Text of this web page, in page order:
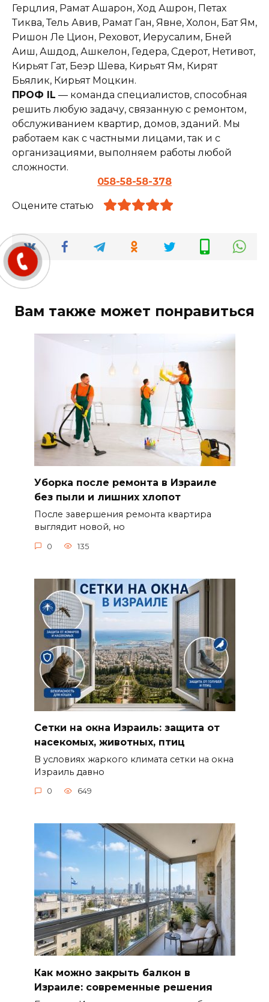
Герцлия, Рамат Ашарон, Ход Ашрон, Петах
Тиква, Тель Авив, Рамат Ган, Явне, Холон, Бат Ям,
Ришон Ле Цион, Реховот, Иерусалим, Бней
Аиш, Ашдод, Ашкелон, Гедера, Сдерот, Нетивот,
Кирьят Гат, Беэр Шева, Кирьят Ям, Кирят
Бьялик, Кирьят Моцкин.
ПРОФ IL — команда специалистов, способная
решить любую задачу, связанную с ремонтом,
обслуживанием квартир, домов, зданий. Мы
работаем как с частными лицами, так и с
организациями, выполняем работы любой
сложности.
058-58-58-378
Оцените статью
Вам также может понравиться
Уборка после ремонта в Израиле
без пыли и лишних хлопот
После завершения ремонта квартира
выглядит новой, но
0 135
Сетки на окна Израиль: защита от
насекомых, животных, птиц
В условиях жаркого климата сетки на окна
Израиль давно
0 649
Как можно закрыть балкон в
Израиле: современные решения